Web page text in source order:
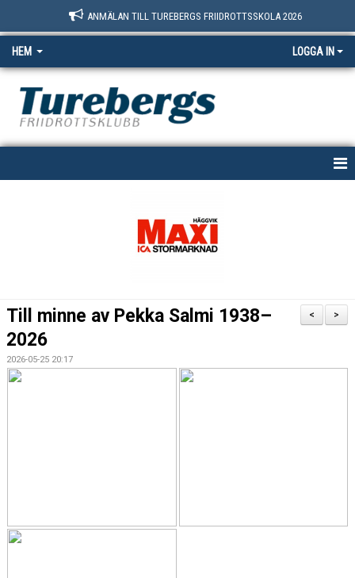
ANMÄLAN TILL TUREBERGS FRIIDROTTSSKOLA 2026
HEM LOGGA IN
MEDLEM
ARRANGEMANG
UTBILDNING
>
<
Till minne av Pekka Salmi 1938–
2026
2026-05-25 20:17